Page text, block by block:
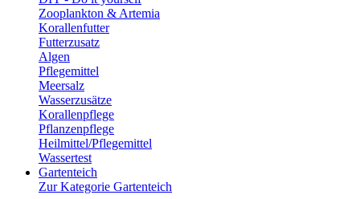
Zooplankton & Artemia
Korallenfutter
Futterzusatz
Algen
Pflegemittel
Meersalz
Wasserzusätze
Korallenpflege
Pflanzenpflege
Heilmittel/Pflegemittel
Wassertest
Gartenteich
Zur Kategorie Gartenteich